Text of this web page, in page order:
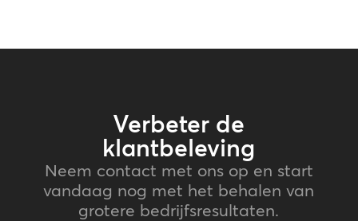
Verbeter de
klantbeleving
Neem contact met ons op en start
vandaag nog met het behalen van
grotere bedrijfsresultaten.